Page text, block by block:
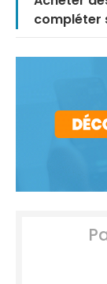
compléter